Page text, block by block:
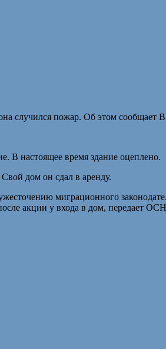
случился пожар. Об этом сообщает
В настоящее время здание оцеплено.
дом он сдал в аренду.
миграционного
акции у входа в дом, передает